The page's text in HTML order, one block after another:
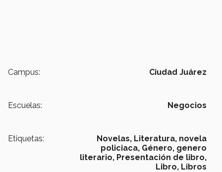
Campus: Ciudad Juárez
Escuelas: Negocios
Etiquetas: Novelas, Literatura, novela
policiaca, Género, genero
literario, Presentación de libro,
Libro, Libros